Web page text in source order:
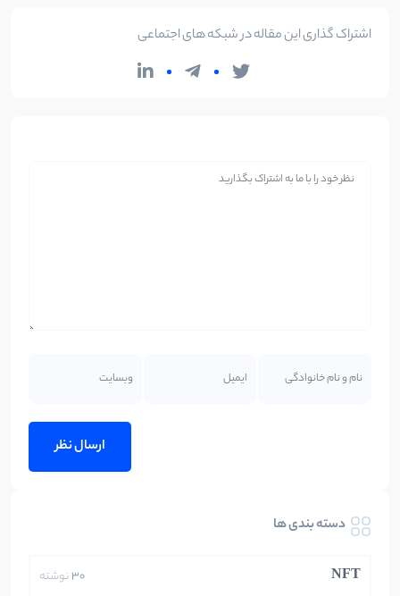
اشتراک گذاری این مقاله در شبکه های اجتماعی
دسته بندی ها
NFT
30نوشته